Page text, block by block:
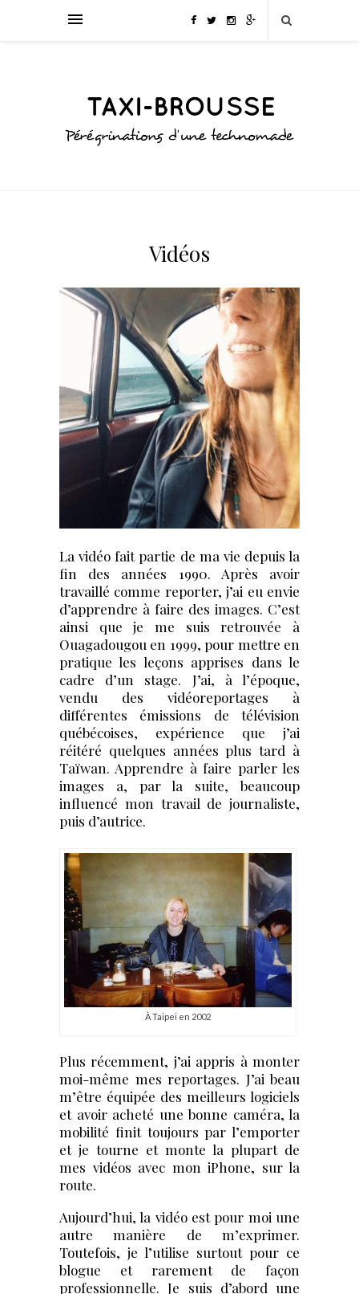
Vidéos
La vidéo fait partie de ma vie depuis la
fin des années 1990. Après avoir
travaillé comme reporter, j’ai eu envie
d’apprendre à faire des images. C’est
ainsi que je me suis retrouvée à
Ouagadougou en 1999, pour mettre en
pratique les leçons apprises dans le
cadre d’un stage. J’ai, à l’époque,
vendu des vidéoreportages à
différentes émissions de télévision
québécoises, expérience que j’ai
réitéré quelques années plus tard à
Taïwan. Apprendre à faire parler les
images a, par la suite, beaucoup
influencé mon travail de journaliste,
puis d’autrice.
À Taipei en 2002
Plus récemment, j’ai appris à monter
moi-même mes reportages. J’ai beau
m’être équipée des meilleurs logiciels
et avoir acheté une bonne caméra, la
mobilité finit toujours par l’emporter
et je tourne et monte la plupart de
mes vidéos avec mon iPhone, sur la
route.
Aujourd’hui, la vidéo est pour moi une
autre manière de m’exprimer.
Toutefois, je l’utilise surtout pour ce
blogue et rarement de façon
professionnelle. Je suis d’abord une